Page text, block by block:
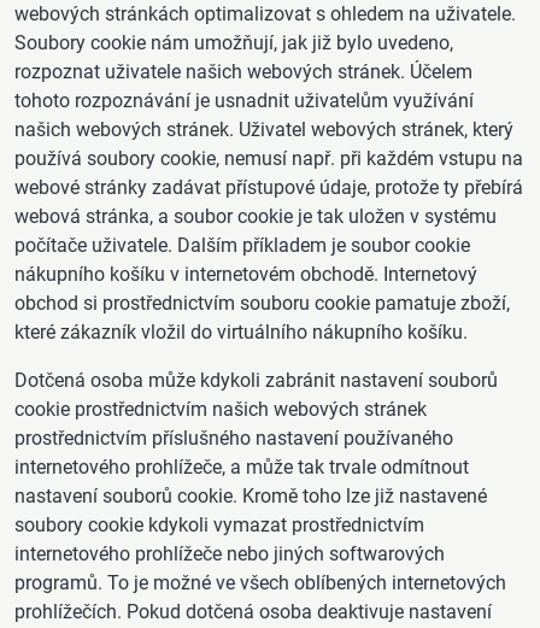
webových stránkách optimalizovat s ohledem na uživatele.
Soubory cookie nám umožňují, jak již bylo uvedeno,
rozpoznat uživatele našich webových stránek. Účelem
tohoto rozpoznávání je usnadnit uživatelům využívání
našich webových stránek. Uživatel webových stránek, který
používá soubory cookie, nemusí např. při každém vstupu na
webové stránky zadávat přístupové údaje, protože ty přebírá
webová stránka, a soubor cookie je tak uložen v systému
počítače uživatele. Dalším příkladem je soubor cookie
nákupního košíku v internetovém obchodě. Internetový
obchod si prostřednictvím souboru cookie pamatuje zboží,
které zákazník vložil do virtuálního nákupního košíku.
Dotčená osoba může kdykoli zabránit nastavení souborů
cookie prostřednictvím našich webových stránek
prostřednictvím příslušného nastavení používaného
internetového prohlížeče, a může tak trvale odmítnout
nastavení souborů cookie. Kromě toho lze již nastavené
soubory cookie kdykoli vymazat prostřednictvím
internetového prohlížeče nebo jiných softwarových
programů. To je možné ve všech oblíbených internetových
prohlížečích. Pokud dotčená osoba deaktivuje nastavení